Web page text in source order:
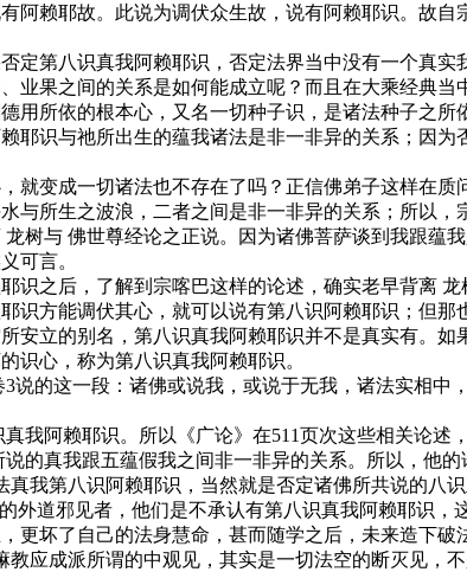
赖耶故。此说为调伏众生故，说有阿赖耶识。故自
第八识真我阿赖耶识，否定法界当中没有一个真实
果之间的关系是如何能成立呢？而且在大乘经典
所依的根本心，又名一切种子识，是诸法种子之
识与祂所出生的蕴我诸法是非一非异的关系；因
变成一切诸法也不存在了吗？正信佛弟子这样在质
所生之波浪，二者之间是非一非异的关系；所以，
树与 佛世尊经论之正说。因为诸佛菩萨谈到我跟蕴
可言。
之后，了解到宗喀巴这样的论述，确实老早背离 龙
方能调伏其心，就可以说有第八识阿赖耶识；但
立的别名，第八识真我阿赖耶识并不是真实有。
识心，称为第八识真我阿赖耶识。
这一段：诸佛或说我，或说于无我，诸法实相中
阿赖耶识。所以《广论》在511页次这些相关论述
的真我跟五蕴假我之间非一非异的关系。所以，他
我第八识阿赖耶识，当然就是否定诸佛所共说的八识
道邪见者，他们是不承认有第八识真我阿赖耶识，
坏了自己的法身慧命，甚而随学之后，未来造下破
成派所谓的中观见，其实是一切法空的断灭见，